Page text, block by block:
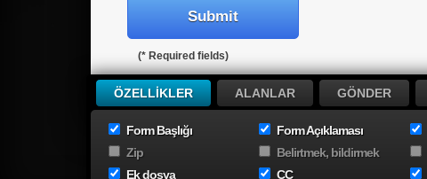
ÖZELLIKLER ALANLAR GÖNDER
Form Başlığı Form Açıklaması
Zip
Belirtmek, bildirmek
Ek dosya
CC
(* Required fields)
You will love it!